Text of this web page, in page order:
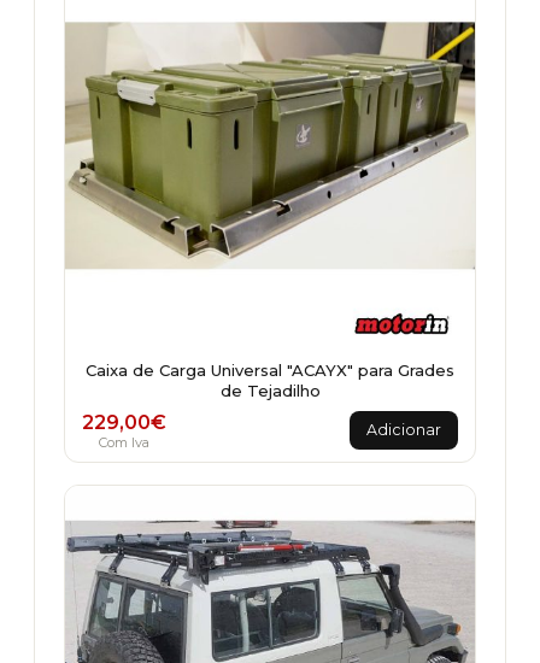
Caixa de Carga Universal "ACAYX" para Grades
de Tejadilho
229,00€
Com Iva
Adicionar